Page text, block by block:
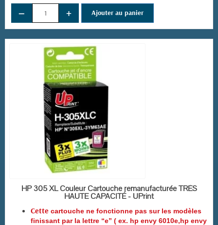
− + Ajouter au panier
EN STOCK
HP 305 XL Couleur Cartouche remanufacturée TRÈS
HAUTE CAPACITÉ - UPrint
Cette cartouche ne fonctionne pas sur les modèles
finissant par la lettre “e” ( ex. hp envy 6010e,hp envy